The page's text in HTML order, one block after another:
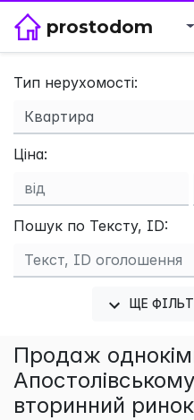
prostodom
Тип нерухомості:
Ціна:
Пошук по Тексту, ID:
ЩЕ
Продаж
вторинний ринок